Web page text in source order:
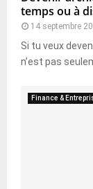
temps ou à
14 septembre
Si tu veux
n’est pas
Finance &